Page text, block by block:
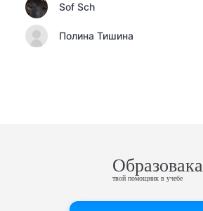
Sof Sch
Полина Тишина
Образовака
твой помощник в учебе